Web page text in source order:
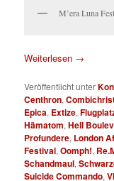
M’era Luna
Weiterlesen →
Veröffentlicht unter
Centhron,
Epica, Extize,
Hämatom,Hell
Profundere, London
Festival,Oomph!,
Schandmaul,
Suicide Commando,